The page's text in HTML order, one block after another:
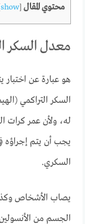
محتوي المقال [
show
معدل السكر
السكري.
يصاب الأشخاص
الجسم من